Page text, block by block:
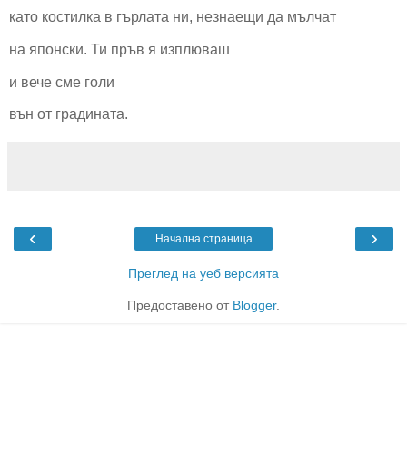
като костилка в гърлата ни, незнаещи да мълчат
на японски. Ти пръв я изплюваш
и вече сме голи
вън от градината.
‹ ›
Начална страница
Преглед на уеб версията
Предоставено от Blogger.